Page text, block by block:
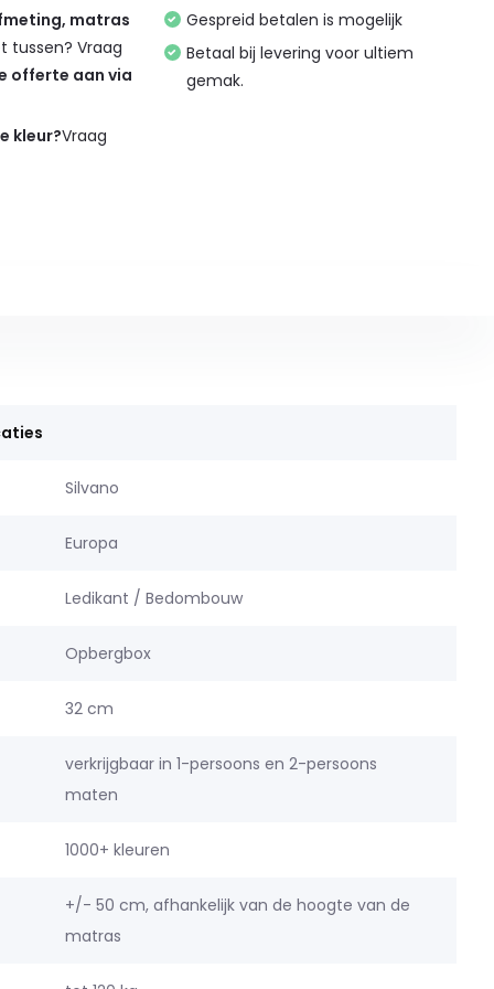
matras
tussen? Vraag
offerte aan via
kleur?Vraag
Gespreid betalen is mogelijk
Betaal bij levering voor ultiem
gemak.
Silvano
Europa
Ledikant / Bedombouw
Opbergbox
32 cm
verkrijgbaar in 1-persoons en 2-persoons
maten
1000+ kleuren
+/- 50 cm, afhankelijk van de hoogte van de
matras